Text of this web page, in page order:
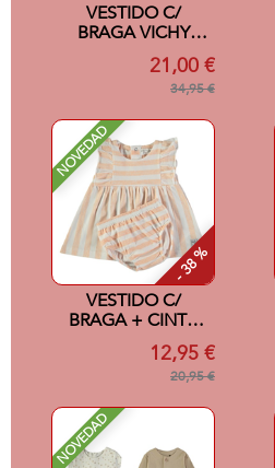
VESTIDO C/
BRAGA VICHY
ROSA 6M21,00 €
34,95 €
NOVEDAD
- 38 %
VESTIDO C/
BRAGA + CINTA
SALMON 12M
12,95 €
20,95 €
NOVEDAD